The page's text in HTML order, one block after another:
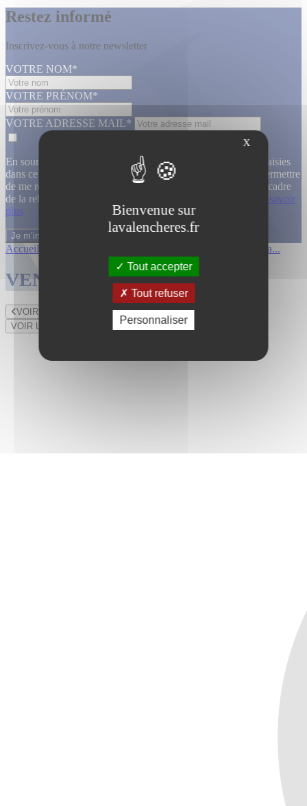
Restez informé
Inscrivez-vous à notre newsletter
VOTRE NOM*
VOTRE PRÉNOM*
VOTRE ADRESSE MAIL*
En soumettant ce formulaire, j’accepte que les informations saisies
dans ce formulaire soient utilisées, exploitées, traitées pour permettre
de me recontacter, pour m’envoyer des informations, dans le cadre
de la relation commerciale qui découle de cette demande.
En savoir
plus
Accueil Affiches cinema...
VENTES TERMINÉES
VOIR LE LOT PRÉCÉDENT
VOIR LE LOT SUIVANT
X
Bienvenue sur
lavalencheres.fr
Tout accepter
Tout refuser
Personnaliser